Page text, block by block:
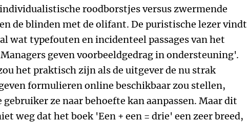
roodborstjes versus zwermende
de blinden met de olifant. De puristische lezer vindt
wat typefouten en incidenteel passages van het
geven voorbeeldgedrag in ondersteuning'.
het praktisch zijn als de uitgever de nu strak
formulieren online beschikbaar zou stellen,
gebruiker ze naar behoefte kan aanpassen. Maar dit
weg dat het boek 'Een + een = drie' een zeer breed,